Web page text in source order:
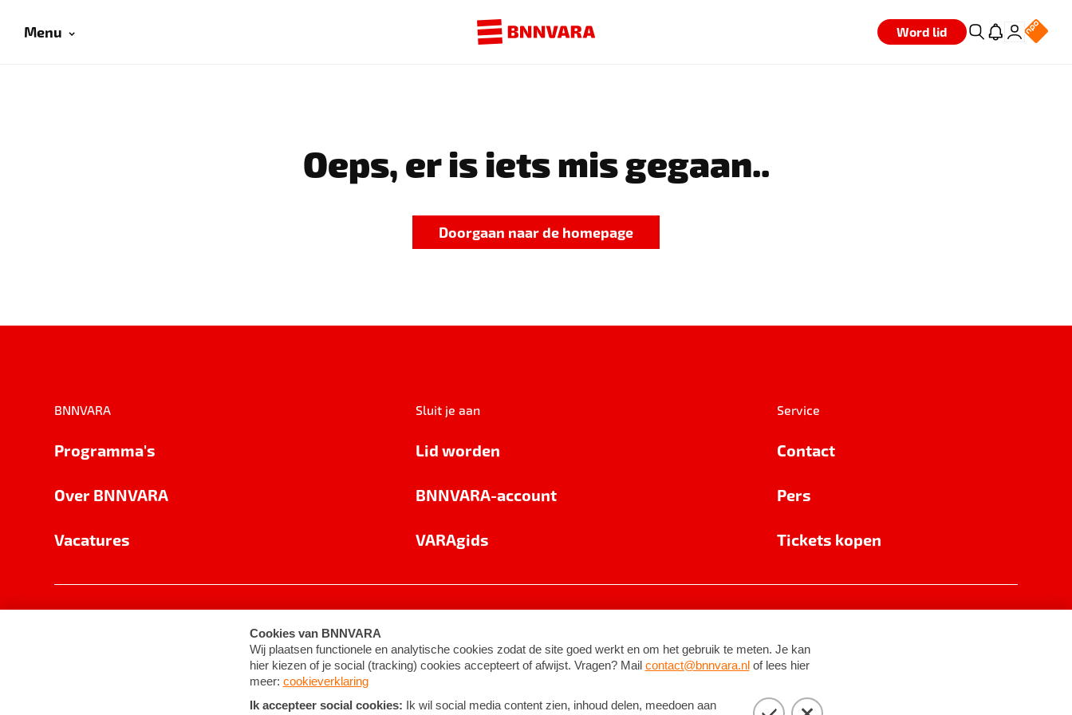
Menu Word lid
Oeps, er is iets mis gegaan..
Doorgaan naar de homepage
BNNVARA
Programma's
Over BNNVARA
Vacatures
Sluit je aan
Lid worden
BNNVARA-account
VARAgids
Service
Contact
Pers
Tickets kopen
Cookie-instellingen Algemene voorwaarden ©2026BNNVARA